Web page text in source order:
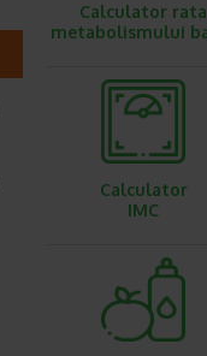
Calculator rata
metabolismului
Calculator
IMC